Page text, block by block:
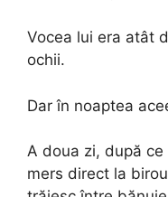
Vocea lui era atât
ochii.
Dar în noaptea
A doua zi, după
mers direct la